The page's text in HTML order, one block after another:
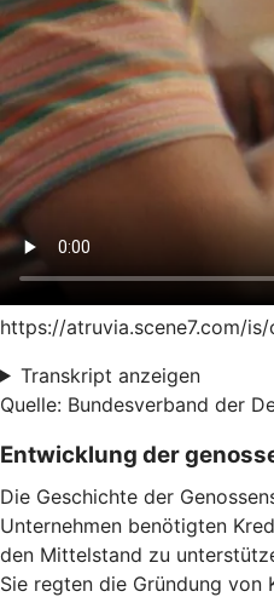
https://atruvia.scene7.com/
Transkript anzeigen
Quelle: Bundesverband der
Entwicklung der
Die Geschichte der
Unternehmen benötigten
den Mittelstand zu
Sie regten die Gründung von